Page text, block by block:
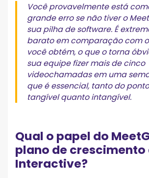
Você provavelmente está
grande erro se não tiver o
sua pilha de software. É
barato em comparação com
você obtém, o que o torna
sua equipe fizer mais de cinco
videochamadas em uma
que é essencial, tanto do
tangível quanto intangível.
Qual o papel do
plano de crescimento
Interactive?